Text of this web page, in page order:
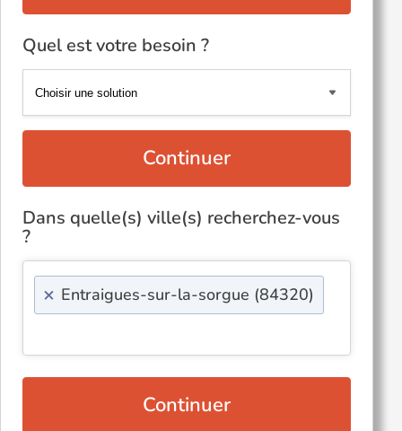
Quel est votre besoin ?
Continuer
Dans quelle(s) ville(s) recherchez-vous
?
× Entraigues-sur-la-sorgue (84320)
Continuer